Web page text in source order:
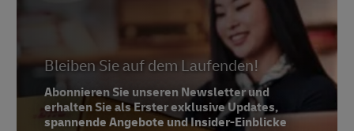
Bleiben Sie auf dem Laufenden!
Abonnieren Sie unseren Newsletter und
erhalten Sie als Erster exklusive Updates,
spannende Angebote und Insider-Einblicke